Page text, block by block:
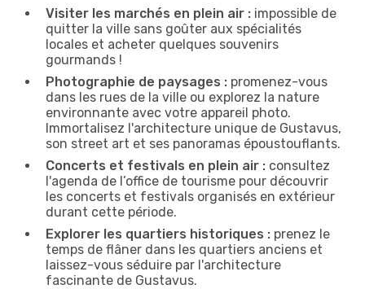
Visiter les marchés en plein air : impossible de
quitter la ville sans goûter aux spécialités
locales et acheter quelques souvenirs
gourmands !
Photographie de paysages : promenez-vous
dans les rues de la ville ou explorez la nature
environnante avec votre appareil photo.
Immortalisez l'architecture unique de Gustavus,
son street art et ses panoramas époustouflants.
Concerts et festivals en plein air : consultez
l'agenda de l’office de tourisme pour découvrir
les concerts et festivals organisés en extérieur
durant cette période.
Explorer les quartiers historiques : prenez le
temps de flâner dans les quartiers anciens et
laissez-vous séduire par l'architecture
fascinante de Gustavus.